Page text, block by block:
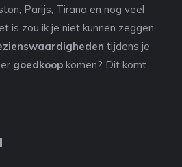
Parijs, Tirana en nog veel
is zou ik je niet kunnen zeggen.
tijdens je
goedkoop komen? Dit komt